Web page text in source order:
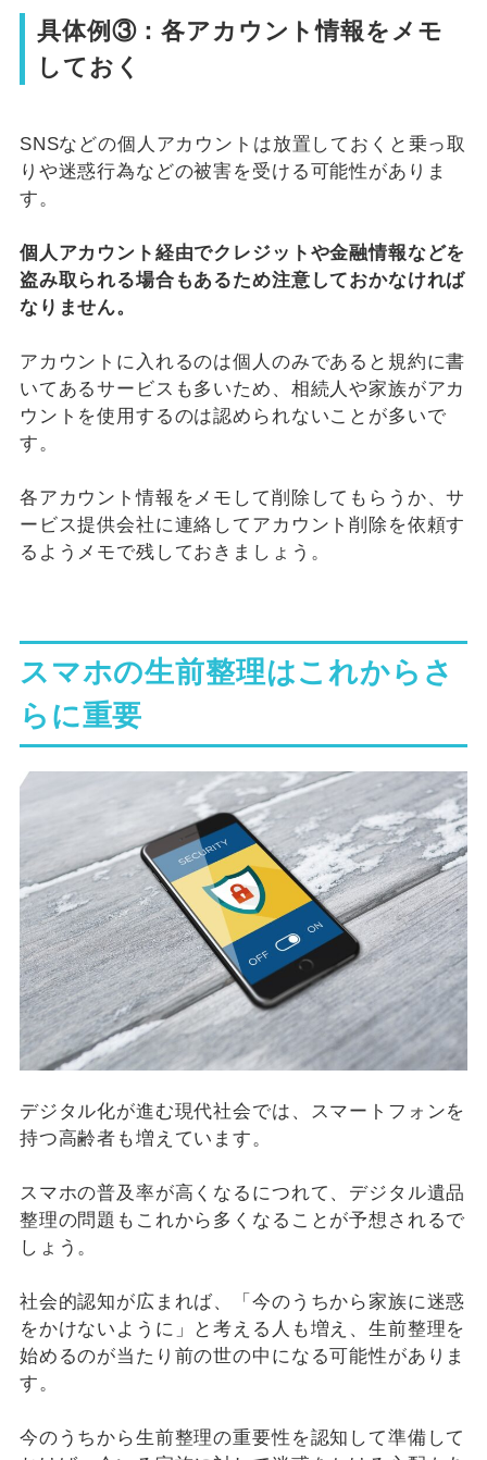
具体例③：各アカウント情報を メモ
しておく
SNSなどの個人アカウントは放置しておくと乗っ取
りや迷惑行為などの被害を受ける可能性がありま
す。
個人アカウント経由でクレジットや金融情報などを
盗み取られる場合もあるため注意しておかなければ
なりません。
アカウントに入れるのは個人のみであると規約に書
いてあるサービスも多いため、相続人や家族がアカ
ウントを使用するのは認められないことが多いで
す。
各アカウント情報をメモして削除してもらうか、サ
ービス提供会社に連絡してアカウント削除を依頼す
るようメモで残しておきましょう。
スマホの生前整理はこれからさ
らに重要
デジタル化が進む現代社会では、スマートフォンを
持つ高齢者も増えています。
スマホの普及率が高くなるにつれて、デジタル遺品
整理の問題もこれから多くなることが予想されるで
しょう。
社会的認知が広まれば、「今のうちから家族に迷惑
をかけないように」と考える人も増え、生前整理を
始めるのが当たり前の世の中になる可能性がありま
す。
今のうちから生前整理の重要性を認知して準備して